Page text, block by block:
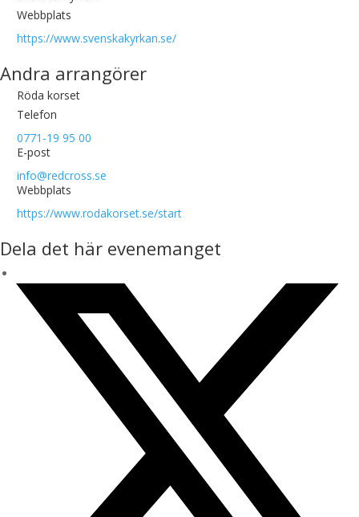
Webbplats
https://www.svenskakyrkan.se/
Andra arrangörer
Röda korset
Telefon
0771-19 95 00
E-post
info@redcross.se
Webbplats
https://www.rodakorset.se/start
Dela det här evenemanget